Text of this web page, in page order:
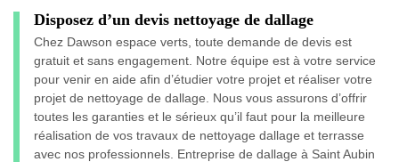
Disposez d’un devis nettoyage de dallage
Chez Dawson espace verts, toute demande de devis est
gratuit et sans engagement. Notre équipe est à votre service
pour venir en aide afin d’étudier votre projet et réaliser votre
projet de nettoyage de dallage. Nous vous assurons d’offrir
toutes les garanties et le sérieux qu’il faut pour la meilleure
réalisation de vos travaux de nettoyage dallage et terrasse
avec nos professionnels. Entreprise de dallage à Saint Aubin